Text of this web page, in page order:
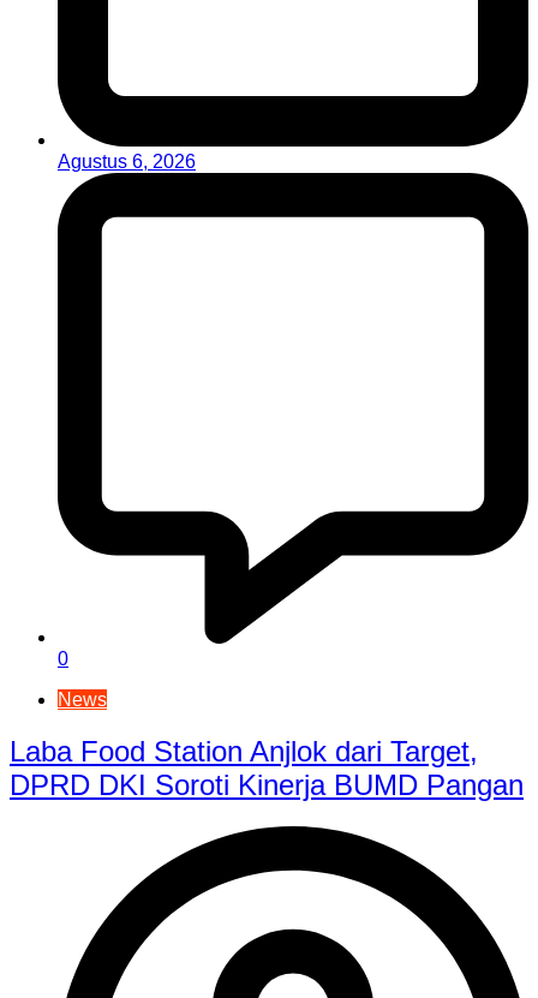
Agustus 6, 2026
0
News
Laba Food Station Anjlok dari Target,
DPRD DKI Soroti Kinerja BUMD Pangan